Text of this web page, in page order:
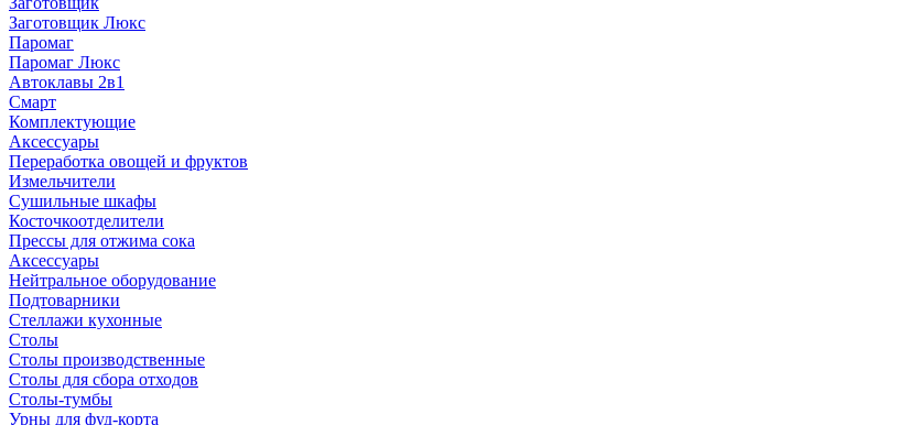
Заготовщик Люкс
Паромаг
Паромаг Люкс
Автоклавы 2в1
Смарт
Комплектующие
Аксессуары
Переработка овощей и фруктов
Измельчители
Сушильные шкафы
Косточкоотделители
Прессы для отжима сока
Аксессуары
Нейтральное оборудование
Подтоварники
Стеллажи кухонные
Столы
Столы производственные
Столы для сбора отходов
Столы-тумбы
Урны для фуд-корта